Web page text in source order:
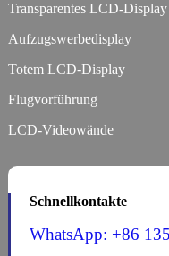
Transparentes LCD-Display
Aufzugswerbedisplay
Totem LCD-Display
Flugvorführung
LCD-Videowände
Schnellkontakte
WhatsApp: +86